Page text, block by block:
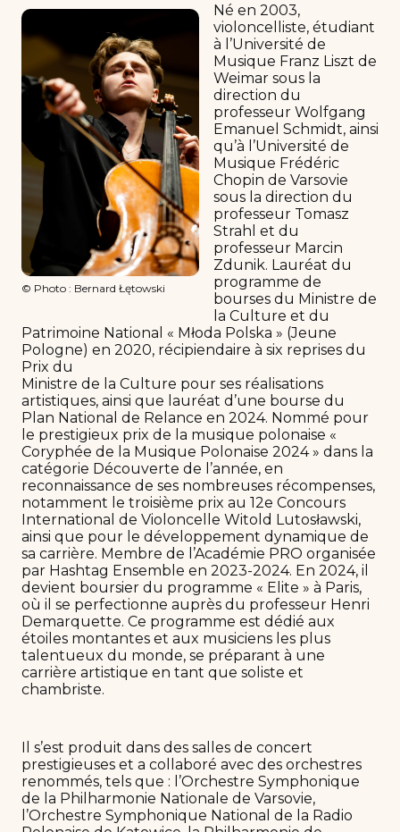
© Photo : Bernard Łętowski
Né en 2003,
violoncelliste, étudiant
à l’Université de
Musique Franz Liszt de
Weimar sous la
direction du
professeur Wolfgang
Emanuel Schmidt, ainsi
qu’à l’Université de
Musique Frédéric
Chopin de Varsovie
sous la direction du
professeur Tomasz
Strahl et du
professeur Marcin
Zdunik. Lauréat du
programme de
bourses du Ministre de
la Culture et du
Patrimoine National « Młoda Polska » (Jeune
Pologne) en 2020, récipiendaire à six reprises du
Prix du
Ministre de la Culture pour ses réalisations
artistiques, ainsi que lauréat d’une bourse du
Plan National de Relance en 2024. Nommé pour
le prestigieux prix de la musique polonaise «
Coryphée de la Musique Polonaise 2024 » dans la
catégorie Découverte de l’année, en
reconnaissance de ses nombreuses récompenses,
notamment le troisième prix au 12e Concours
International de Violoncelle Witold Lutosławski,
ainsi que pour le développement dynamique de
sa carrière. Membre de l’Académie PRO organisée
par Hashtag Ensemble en 2023-2024. En 2024, il
devient boursier du programme « Elite » à Paris,
où il se perfectionne auprès du professeur Henri
Demarquette. Ce programme est dédié aux
étoiles montantes et aux musiciens les plus
talentueux du monde, se préparant à une
carrière artistique en tant que soliste et
chambriste.
Il s’est produit dans des salles de concert
prestigieuses et a collaboré avec des orchestres
renommés, tels que : l’Orchestre Symphonique
de la Philharmonie Nationale de Varsovie,
l’Orchestre Symphonique National de la Radio